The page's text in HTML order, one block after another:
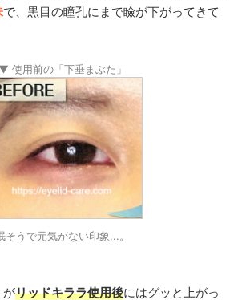
で、黒目の瞳孔にまで瞼が下がってきて
▼ 使用前の「下垂まぶた」
そうで元気がない印象...。
がリッドキララ使用後にはグッと上がっ